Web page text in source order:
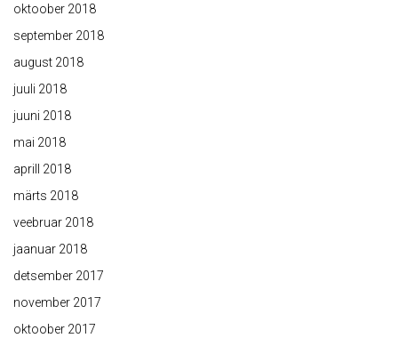
oktoober 2018
september 2018
august 2018
juuli 2018
juuni 2018
mai 2018
aprill 2018
märts 2018
veebruar 2018
jaanuar 2018
detsember 2017
november 2017
oktoober 2017